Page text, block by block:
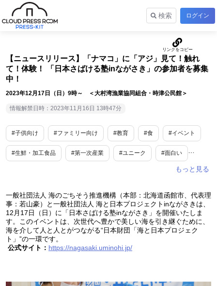
検索 ログイン
【ニュースリリース】「ナマコ」に「アジ」見て！触れ
て！体験！ 「日本さばける塾inながさき」の参加者を募集
中！
2023年12月17日（日）9時～ ＜大村湾漁業協同組合・時津公民館＞
情報解禁日時：2023年11月16日 13時47分
#子供向け #ファミリー向け #教育 #食 #イベント
#生鮮・加工食品 #第一次産業 #ユニーク #面白い
一般社団法人 海のごちそう推進機構（本部：北海道函館市、代表理
事：若山豪）と一般社団法人 海と日本プロジェクトinながさきは、
12月17日（日）に「日本さばける塾inながさき」を開催いたしま
す。このイベントは、次世代へ豊かで美しい海を引き継ぐために、
海を介して人と人とがつながる“日本財団「海と日本プロジェク
ト」”の一環です。
公式サイト： https://nagasaki.uminohi.jp/